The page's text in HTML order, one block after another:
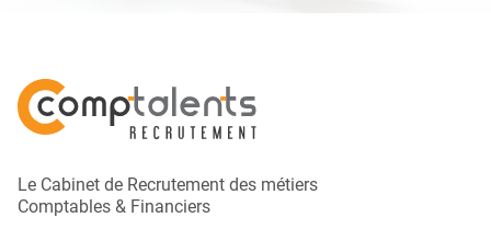
Le Cabinet de Recrutement des métiers
Comptables & Financiers